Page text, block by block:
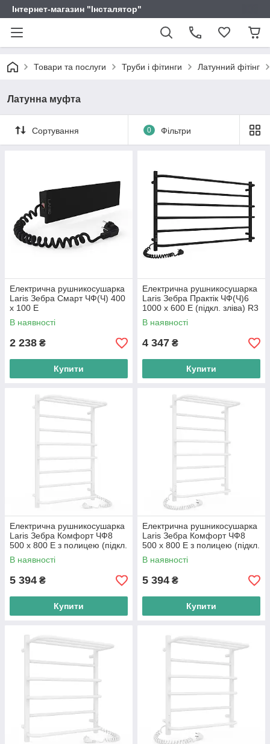
Інтернет-магазин "Інсталятор"
Товари та послуги Труби і фітинги Латунний фітінг
Латунна муфта
Сортування 0 Фільтри
Електрична рушникосушарка
Laris Зебра Смарт ЧФ(Ч) 400
х 100 Е
В наявності
2 238 ₴
Купити
Електрична рушникосушарка
Laris Зебра Практік ЧФ(Ч)6
1000 х 600 Е (підкл. зліва) R3
В наявності
4 347 ₴
Купити
Електрична рушникосушарка
Laris Зебра Комфорт ЧФ8
500 х 800 Е з полицею (підкл.
справа) R3
В наявності
5 394 ₴
Купити
Електрична рушникосушарка
Laris Зебра Комфорт ЧФ8
500 х 800 Е з полицею (підкл.
зліва) R3
В наявності
5 394 ₴
Купити